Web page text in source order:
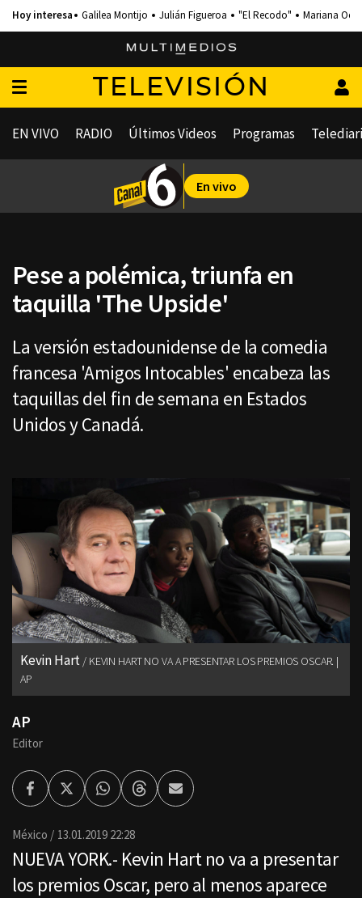
Galilea Montijo Julián Figueroa "El Recodo" Mariana
TELEVISIÓN
EN VIVO RADIO Últimos Videos Programas
En vivo
Pese a polémica, triunfa en
taquilla 'The Upside'
La versión estadounidense de la comedia
francesa 'Amigos Intocables' encabeza las
taquillas del fin de semana en Estados
Unidos y Canadá.
Kevin Hart
KEVIN HART NO VA A PRESENTAR LOS PREMIOS OSCAR. |
AP
AP
Editor
FacebookTwitterWhatsappThreadsEnviar
por
México 13.01.2019 22:28
NUEVA YORK.- Kevin Hart no va a presentar
los premios Oscar, pero al menos aparece